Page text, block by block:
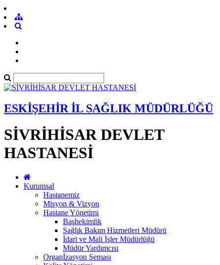
ESKİŞEHİR İL SAĞLIK MÜDÜRLÜĞÜ
SİVRİHİSAR DEVLET
HASTANESİ
Kurumsal
Hastanemiz
Misyon & Vizyon
Hastane Yönetimi
Başhekimlik
Sağlık Bakım Hizmetleri Müdürü
İdari ve Mali İşler Müdürlüğü
Müdür Yardımcısı
Organİzasyon Şeması